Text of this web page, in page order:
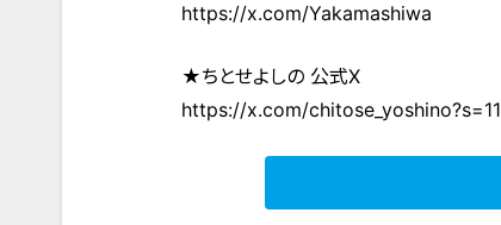
https://x.com/Yakamashiwa
★ちとせよしの 公式X
https://x.com/chitose_yoshino?s=11